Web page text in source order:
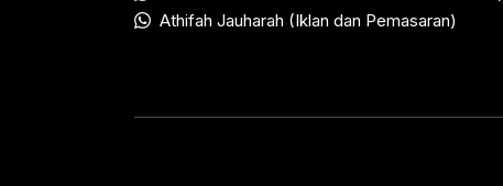
Athifah Jauharah (Iklan dan Pemasaran)